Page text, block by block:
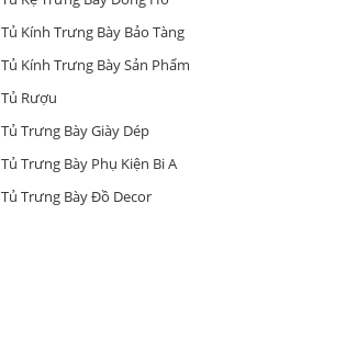
Tủ Kính Trưng Bày Bảo Tàng
Tủ Kính Trưng Bày Sản Phẩm
Tủ Rượu
Tủ Trưng Bày Giày Dép
Tủ Trưng Bày Phụ Kiện Bi A
Tủ Trưng Bày Đồ Decor